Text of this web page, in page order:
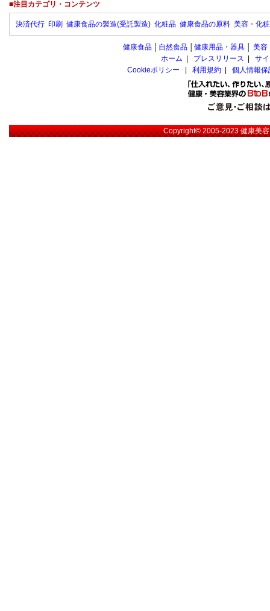
■注目カテゴリ・コンテンツ
決済代行 印刷 健康食品の製造(受託製造) 化粧品 健康食品の原料 美容・化
健康食品 自然食品 健康用品・器具 美容
ホーム
プレスリリース
サ
Cookieポリシー
利用規約 個人情報
Copyright© 2005-2023健康美